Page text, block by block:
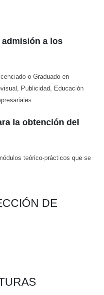
a los
o Graduado en
Publicidad, Educación
la obtención del
teórico-prácticos que se
DE